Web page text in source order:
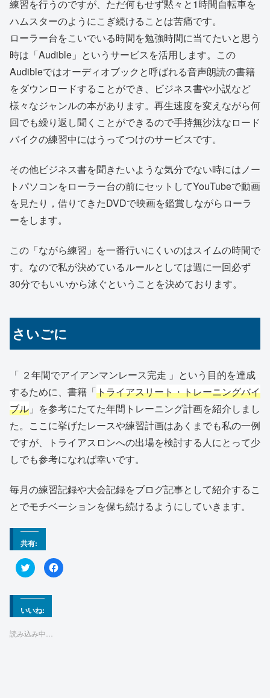
練習を行うのですが、ただ何もせず黙々と1時間自転車を
ハムスターのようにこぎ続けることは苦痛です。
ローラー台をこいでいる時間を勉強時間に当てたいと思う
時は「Audible」というサービスを活用します。この
Audibleではオーディオブックと呼ばれる音声朗読の書籍
をダウンロードすることができ、ビジネス書や小説など
様々なジャンルの本があります。再生速度を変えながら何
回でも繰り返し聞くことができるので手持無沙汰なロード
バイクの練習中にはうってつけのサービスです。
その他ビジネス書を聞きたいような気分でない時にはノー
トパソコンをローラー台の前にセットしてYouTubeで動画
を見たり，借りてきたDVDで映画を鑑賞しながらローラ
ーをします。
この「ながら練習」を一番行いにくいのはスイムの時間で
す。なので私が決めているルールとしては週に一回必ず
30分でもいいから泳ぐということを決めております。
さいごに
「 ２年間でアイアンマンレース完走 」という目的を達成
するために、書籍「トライアスリート・トレーニングバイ
ブル 」を参考にたてた年間トレーニング計画を紹介しまし
た。ここに挙げたレースや練習計画はあくまでも私の一例
ですが、トライアスロンへの出場を検討する人にとって少
しでも参考になれば幸いです。
毎月の練習記録や大会記録をブログ記事として紹介するこ
とでモチベーションを保ち続けるようにしていきます。
共有:
ク
リ
し
て
T
w
t
t
F
a
いいね:
読み込み中…